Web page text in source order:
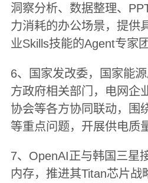
洞察分析、数据整理、
力消耗的办公场景，提供
业Skills技能的Agent专家团
6、国家发改委，国家能
方政府相关部门，电网企
协会等各方协同联动，围
等重点问题，开展供电质
7、OpenAI正与韩国三星
内存，推进其Titan芯片战